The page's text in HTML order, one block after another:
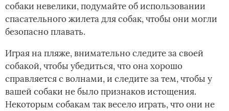
собаки невелики, подумайте об использовании
спасательного жилета для собак, чтобы они могли
безопасно плавать.
Играя на пляже, внимательно следите за своей
собакой, чтобы убедиться, что она хорошо
справляется с волнами, и следите за тем, чтобы у
вашей собаки не было признаков истощения.
Некоторым собакам так весело играть, что они не